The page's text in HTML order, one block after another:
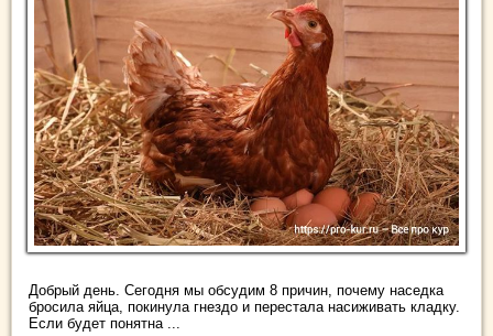
Добрый день. Сегодня мы обсудим 8 причин, почему наседка
бросила яйца, покинула гнездо и перестала насиживать кладку.
Если будет понятна ...